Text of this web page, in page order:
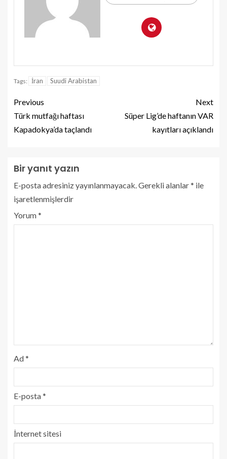
Tags: İran Suudi Arabistan
Previous
Türk mutfağı haftası
Kapadokya’da taçlandı
Next
Süper Lig’de haftanın VAR
kayıtları açıklandı
Bir yanıt yazın
E-posta adresiniz yayınlanmayacak. Gerekli alanlar* ile
işaretlenmişlerdir
Yorum*
Ad*
E-posta*
İnternet sitesi